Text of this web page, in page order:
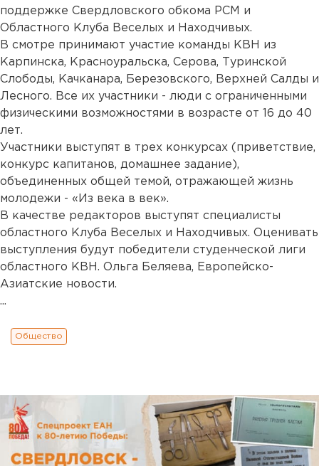
поддержке Свердловского обкома РСМ и
Областного Клуба Веселых и Находчивых.
В смотре принимают участие команды КВН из
Карпинска, Красноуральска, Серова, Туринской
Слободы, Качканара, Березовского, Верхней Салды и
Лесного. Все их участники - люди с ограниченными
физическими возможностями в возрасте от 16 до 40
лет.
Участники выступят в трех конкурсах (приветствие,
конкурс капитанов, домашнее задание),
объединенных общей темой, отражающей жизнь
молодежи - «Из века в век».
В качестве редакторов выступят специалисты
областного Клуба Веселых и Находчивых. Оценивать
выступления будут победители студенческой лиги
областного КВН. Ольга Беляева, Европейско-
Азиатские новости.
...
Общество